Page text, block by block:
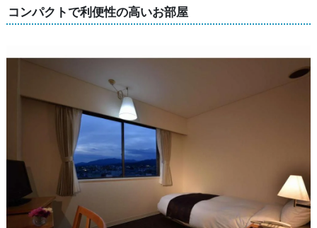
コンパクトで利便性の高いお部屋